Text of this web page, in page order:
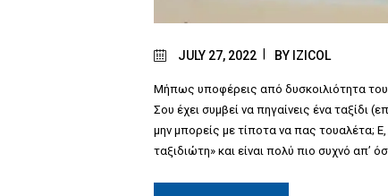
JULY 27, 2022 BY IZICOL
Μήπως υποφέρεις από δυσκοιλιότητα του
Σου έχει συμβεί να πηγαίνεις ένα ταξίδι
μην μπορείς με τίποτα να πας τουαλέτα;
ταξιδιώτη» και είναι πολύ πιο συχνό απ’